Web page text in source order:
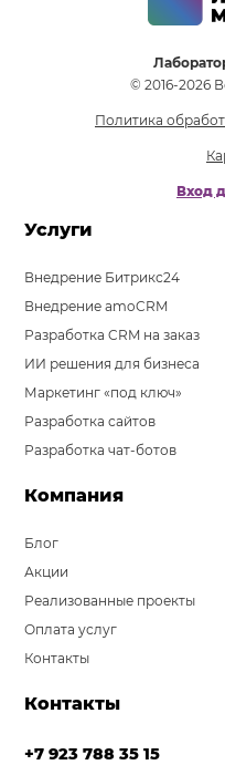
© 2016-2026
Политика
Вход
Услуги
Внедрение Битрикс24
Внедрение amoCRM
Разработка CRM на заказ
ИИ решения для бизнеса
Маркетинг «под ключ»
Разработка сайтов
Разработка чат-ботов
Компания
Блог
Акции
Реализованные проекты
Оплата услуг
Контакты
Контакты
+7 923 788 35 15